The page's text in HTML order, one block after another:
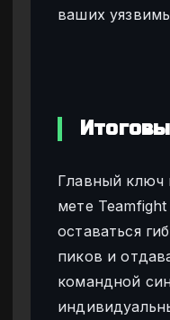
ваших
Главный
мете
оставаться
пиков и
командной